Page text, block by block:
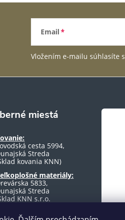
Email
Vložením e-mailu súhlasíte s
miestá
cesta 5994,
Streda
kovania KNN)
materiály:
5833,
Streda
KNN s.r.o.